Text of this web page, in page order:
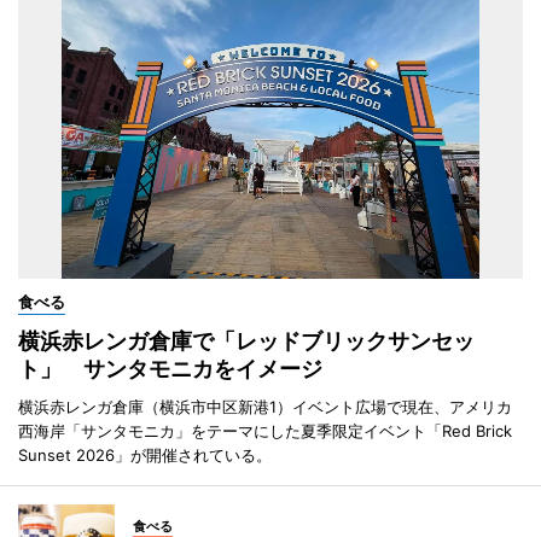
食べる
横浜赤レンガ倉庫で「レッドブリックサンセッ
ト」 サンタモニカをイメージ
横浜赤レンガ倉庫（横浜市中区新港1）イベント広場で現在、アメリカ
西海岸「サンタモニカ」をテーマにした夏季限定イベント「Red Brick
Sunset 2026」が開催されている。
食べる